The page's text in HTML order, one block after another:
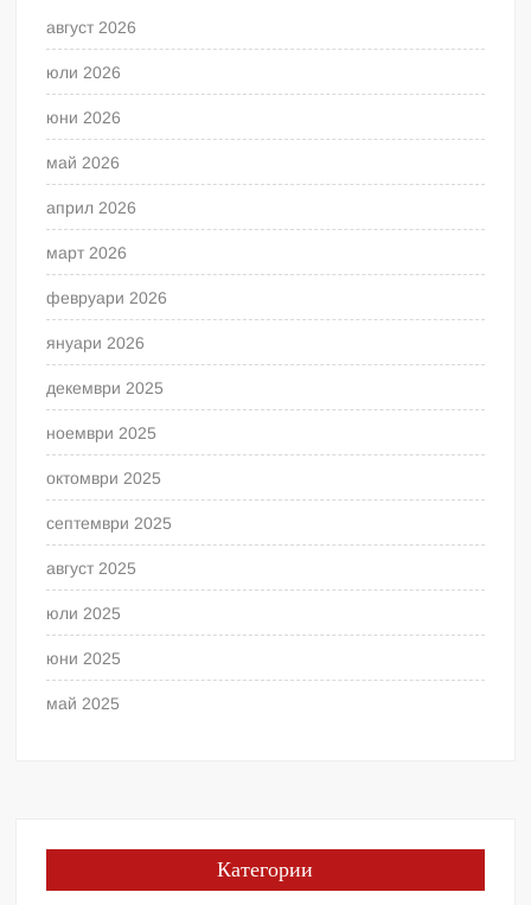
август 2026
юли 2026
юни 2026
май 2026
април 2026
март 2026
февруари 2026
януари 2026
декември 2025
ноември 2025
октомври 2025
септември 2025
август 2025
юли 2025
юни 2025
май 2025
Категории